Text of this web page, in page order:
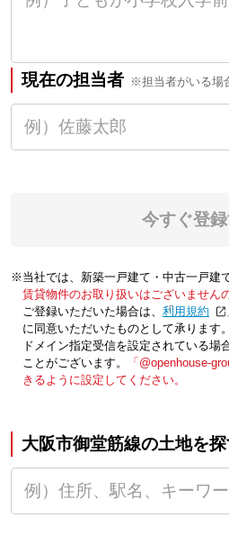
現在の担当者 ※担当者がいる場
今すぐ登
※当社では、新築一戸建て・中古一戸建
賃貸物件のお取り扱いはございません
ご登録いただいた場合は、「利用規約
に同意いただいたものとして承ります。
ドメイン指定受信を設定されている場
ことがございます。
「@openhouse-
きるように設定してください。
大阪市御堂筋線の土地を